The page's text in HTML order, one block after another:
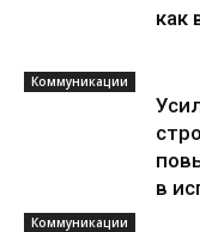
как
Коммуникации
в
Коммуникации